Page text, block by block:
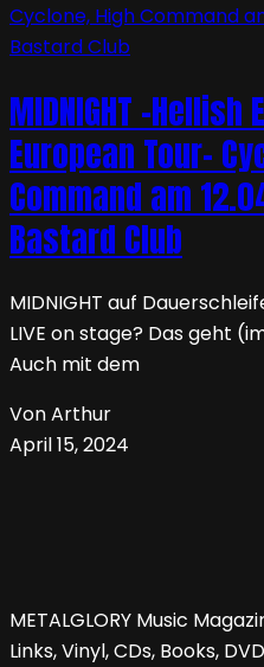
MIDNIGHT -
European Tour-
Command am
Bastard Club
MIDNIGHT auf
LIVE on stage? Das geht
Auch mit dem
Von Arthur
April 15, 2024
METALGLORY Music
Links, Vinyl, CDs, Books,